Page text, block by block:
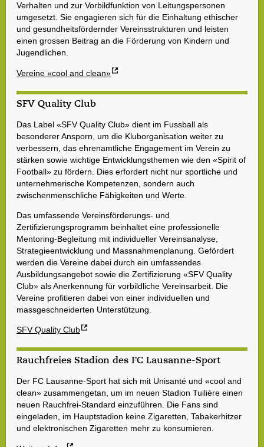
Verhalten und zur Vorbildfunktion von Leitungspersonen
umgesetzt. Sie engagieren sich für die Einhaltung ethischer
und gesundheitsfördernder Vereinsstrukturen und leisten
einen grossen Beitrag an die Förderung von Kindern und
Jugendlichen.
Vereine «cool and clean»
SFV Quality Club
Das Label «SFV Quality Club» dient im Fussball als
besonderer Ansporn, um die Kluborganisation weiter zu
verbessern, das ehrenamtliche Engagement im Verein zu
stärken sowie wichtige Entwicklungsthemen wie den «Spirit of
Football» zu fördern. Dies erfordert nicht nur sportliche und
unternehmerische Kompetenzen, sondern auch
zwischenmenschliche Fähigkeiten und Werte.
Das umfassende Vereinsförderungs- und
Zertifizierungsprogramm beinhaltet eine professionelle
Mentoring-Begleitung mit individueller Vereinsanalyse,
Strategieentwicklung und Massnahmenplanung. Gefördert
werden die Vereine dabei durch ein umfassendes
Ausbildungsangebot sowie die Zertifizierung «SFV Quality
Club» als Anerkennung für vorbildliche Vereinsarbeit. Die
Vereine profitieren dabei von einer individuellen und
massgeschneiderten Unterstützung.
SFV Quality Club
Rauchfreies Stadion des FC Lausanne-Sport
Der FC Lausanne-Sport hat sich mit Unisanté und «cool and
clean» zusammengetan, um im neuen Stadion Tuilière einen
neuen Rauchfrei-Standard einzuführen. Die Fans sind
eingeladen, im Hauptstadion keine Zigaretten, Tabakerhitzer
und elektronischen Zigaretten mehr zu konsumieren.